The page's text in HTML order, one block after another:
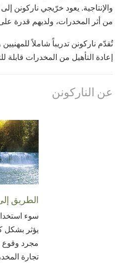
والإنتاجية. يعود خرّيجي ناركونن
من أثر المخدرات، ولديهم قدرة
تُقدّم ناركونن تدريباً شاملاً
إعادة التأهيل من المخدرات قابلة
عن الناركونن
الطريق
سوء
يؤثر بشكل
مجرد وقوع
تجارة